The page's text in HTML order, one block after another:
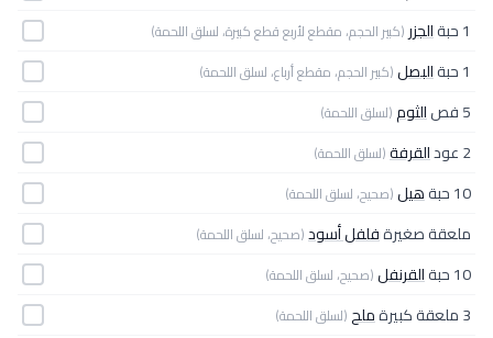
1 حبة
الجزر (كبير الحجم، مقطع لأربع قطع كبيرة، لسلق اللحمة)
1 حبة البصل(كبير الحجم، مقطع أرباع، لسلق اللحمة)
5 فص الثوم(لسلق اللحمة)
2 عود القرفة(لسلق اللحمة)
10 حبة هيل(صحيح، لسلق اللحمة)
ملعقة صغيرةفلفل أسود(صحيح، لسلق اللحمة)
10 حبة القرنفل(صحيح، لسلق اللحمة)
3 ملعقة كبيرة ملح(لسلق اللحمة)